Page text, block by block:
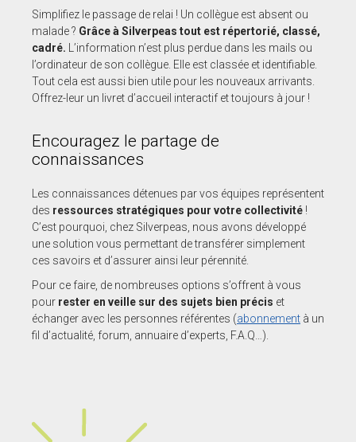
Simplifiez le passage de relai ! Un collègue est absent ou
malade ? Grâce à Silverpeas tout est répertorié, classé,
cadré. L’information n’est plus perdue dans les mails ou
l’ordinateur de son collègue. Elle est classée et identifiable.
Tout cela est aussi bien utile pour les nouveaux arrivants.
Offrez-leur un livret d’accueil interactif et toujours à jour !
Encouragez le partage de
connaissances
Les connaissances détenues par vos équipes représentent
des ressources stratégiques pour votre collectivité !
C’est pourquoi, chez Silverpeas, nous avons développé
une solution vous permettant de transférer simplement
ces savoirs et d’assurer ainsi leur pérennité.
Pour ce faire, de nombreuses options s’offrent à vous
pour rester en veille sur des sujets bien précis et
échanger avec les personnes référentes (abonnement à un
fil d’actualité, forum, annuaire d’experts, F.A.Q…).